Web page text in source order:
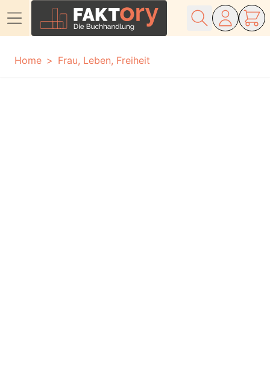
Home
Frau, Leben, Freiheit